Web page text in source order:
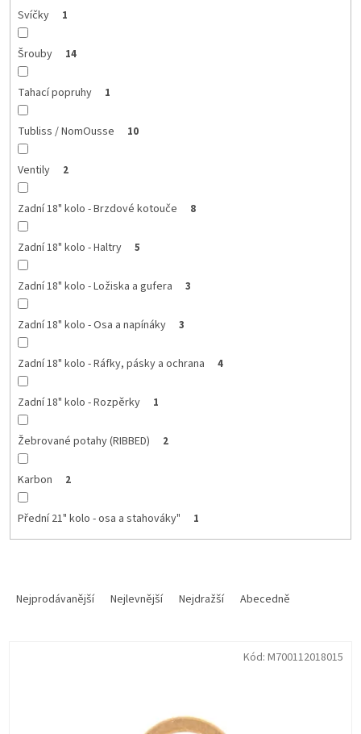
Svíčky 1
Šrouby 14
Tahací popruhy 1
Tubliss / NomOusse 10
Ventily 2
Zadní 18" kolo - Brzdové kotouče 8
Zadní 18" kolo - Haltry 5
Zadní 18" kolo - Ložiska a gufera 3
Zadní 18" kolo - Osa a napínáky 3
Zadní 18" kolo - Ráfky, pásky a ochrana 4
Zadní 18" kolo - Rozpěrky 1
Žebrované potahy (RIBBED) 2
Karbon 2
Přední 21" kolo - osa a stahováky" 1
Nejprodávanější Nejlevnější Nejdražší Abecedně
Kód: M700112018015